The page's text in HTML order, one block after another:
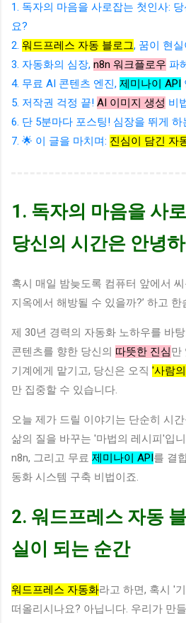
1. 독자의 마음을 사로잡는 첫인사:
요?
2. 워드프레스 자동 블로그, 꿈이 현
3. 자동화의 심장, n8n 워크플로우 파
4. 무료 AI 콘텐츠 엔진, 제미나이 API
5. 저작권 걱정 끝! AI 이미지 생성 비
6. 단 5분마다 포스팅! 심장을 뛰게
7. 🌟 이 글을 마치며: 진심이 담긴 자
1. 독자의 마음을 사
당신의 시간은 안녕
혹시 매일 밤늦도록 컴퓨터 앞에서 씨
지옥에서 해방될 수 있을까?’ 하고
제 30년 경력의 자동화 노하우를 바
콘텐츠를 향한 당신의 따뜻한 진심만
기계에게 맡기고, 당신은 오직 '사람
만 집중할 수 있습니다.
오늘 제가 드릴 이야기는 단순히 시
삶의 질을 바꾸는 '마법의 레시피'입
n8n, 그리고 무료 제미나이 API 를 결
동화 시스템 구축 비법이죠.
2. 워드프레스 자동
실이 되는 순간
워드프레스 자동화라고 하면, 혹시 '
떠올리시나요? 아닙니다. 우리가 만